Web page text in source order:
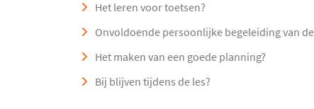
Het leren voor toetsen?
Onvoldoende persoonlijke begeleiding van
Het maken van een goede planning?
Bij blijven tijdens de les?